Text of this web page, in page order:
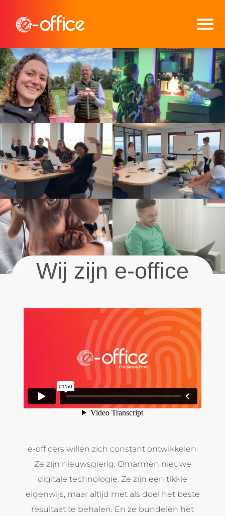
Wij zijn e-office
e-officers willen zich constant ontwikkelen.
Ze zijn nieuwsgierig. Omarmen nieuwe
digitale technologie. Ze zijn een tikkie
eigenwijs, maar altijd met als doel het beste
resultaat te behalen. En ze bundelen het